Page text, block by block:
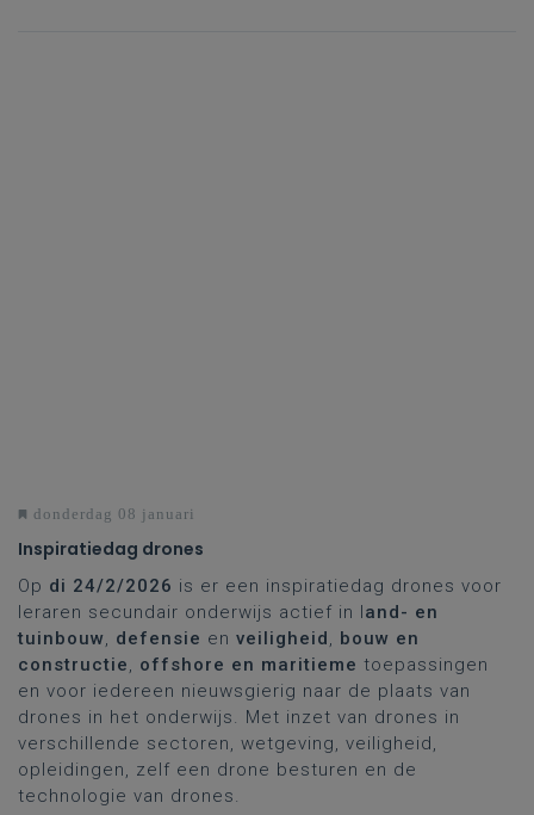
donderdag 08 januari
Inspiratiedag drones
Op di 24/2/2026 is er een inspiratiedag drones voor
leraren secundair onderwijs actief in land- en
tuinbouw, defensie en veiligheid, bouw en
constructie, offshore en maritieme toepassingen
en voor iedereen nieuwsgierig naar de plaats van
drones in het onderwijs. Met inzet van drones in
verschillende sectoren, wetgeving, veiligheid,
opleidingen, zelf een drone besturen en de
technologie van drones.